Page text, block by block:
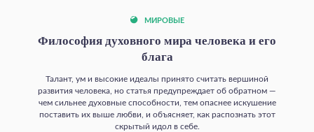
МИРОВЫЕ
Философия духовного мира человека и его
блага
Талант, ум и высокие идеалы принято считать вершиной
развития человека, но статья предупреждает об обратном —
чем сильнее духовные способности, тем опаснее искушение
поставить их выше любви, и объясняет, как распознать этот
скрытый идол в себе.